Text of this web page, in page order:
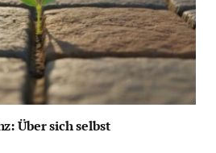
Über sich selbst